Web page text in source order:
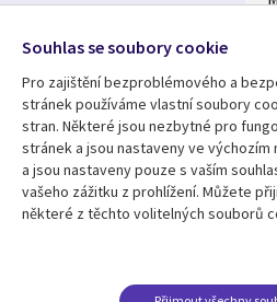
Resource center
Library
Articles
Follow us
Social
Media
CZECH
REPUBLIC
Souhlas se soubory cookie
Pro zajištění bezproblémového a
stránek používáme vlastní soubory
stran. Některé jsou nezbytné pro
stránek a jsou nastaveny ve
a jsou nastaveny pouze s vaším
vašeho zážitku z prohlížení. Můžete
některé z těchto volitelných souborů